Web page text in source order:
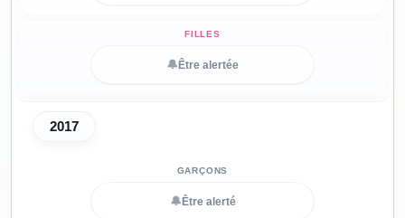
🔔 Être alertée
2017
🔔 Être alerté